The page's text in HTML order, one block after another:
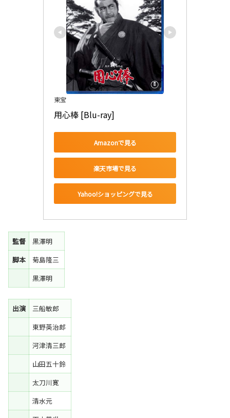
東宝
用心棒 [Blu-ray]
Amazonで見る
楽天市場で見る
Yahoo!ショッピングで見る
監督
黒澤明
脚本
菊島隆三
黒澤明
出演
三船敏郎
東野英治郎
河津清三郎
山田五十鈴
太刀川寛
清水元